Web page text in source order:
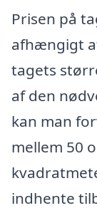
Prisen på
afhængigt
tagets
af den
kan man
mellem 50
indhente